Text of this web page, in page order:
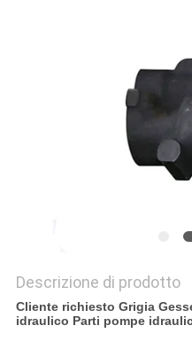
Descrizione di prodotto
Cliente richiesto Grigia
idraulico Parti pompe